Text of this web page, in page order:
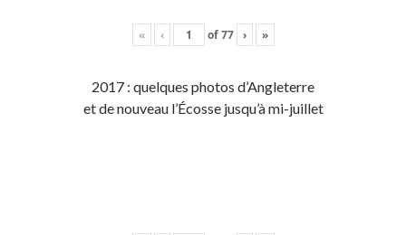
« ‹ of77 › »
2017 : quelques photos d’Angleterre
et de nouveau l’Écosse jusqu’à mi-juillet